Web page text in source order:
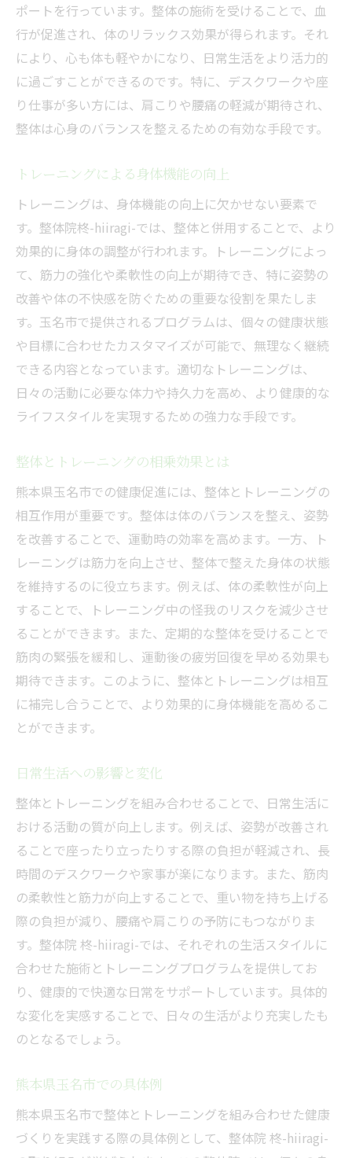
地域に根ざした整体施術の特色
整体院柊-hiiragi-の提供するサポート
整体院柊-hiiragi-で実現する心身の健康管理法
整体院柊-hiiragi-の提案する健康管理法
個々のニーズに応じた施術プログラム
整体と栄養相談の組み合わせ
ストレス軽減とリラクゼーション
継続的な健康管理の方針
整体で姿勢改善とトレーニングを融合するメリ
ット
姿勢改善の重要性とその方法
トレーニングで体を動かすことの意義
整体とトレーニングの理想的なバランス
生活習慣病予防へのアプローチ
身近にできる姿勢改善の方法
整体院柊-hiiragi-の特別な施術と運動プログラ
ムの魅力
整体院柊-hiiragi-が提供する独自の施術
オリジナルの運動プログラムの特徴
来院者の健康状態に合わせた対応
玉名市での実績と信頼
施術後のフォローアップ体制
利用者からのフィードバック
玉名市で整体を利用して健康維持を図る方法
整体を通じた健康維持の秘訣
地域特有の健康ニーズへの対応
整体の定期的な利用の意義
身体のサインを見逃さないために
整体院柊-hiiragi-の利用者サポート
整体とトレーニングで心身リフレッシュする新
習慣
心身のバランスを整える新たな習慣
整体とトレーニングで得られるリフレッシ
ュ効果
継続的な習慣化のコツ
家族や友人と共に取り組む整体とトレーニ
ング
整体院柊-hiiragi-での新習慣サポート
国家資格保有者による整体ケアで健康をサポー
トする理由
ポートを行っています。整体の施術を受けることで、血
行が促進され、体のリラックス効果が得られます。それ
により、心も体も軽やかになり、日常生活をより活力的
に過ごすことができるのです。特に、デスクワークや座
り仕事が多い方には、肩こりや腰痛の軽減が期待され、
整体は心身のバランスを整えるための有効な手段です。
トレーニングによる身体機能の向上
トレーニングは、身体機能の向上に欠かせない要素で
す。整体院柊-hiiragi-では、整体と併用することで、より
効果的に身体の調整が行われます。トレーニングによっ
て、筋力の強化や柔軟性の向上が期待でき、特に姿勢の
改善や体の不快感を防ぐための重要な役割を果たしま
す。玉名市で提供されるプログラムは、個々の健康状態
や目標に合わせたカスタマイズが可能で、無理なく継続
できる内容となっています。適切なトレーニングは、
日々の活動に必要な体力や持久力を高め、より健康的な
ライフスタイルを実現するための強力な手段です。
整体とトレーニングの相乗効果とは
熊本県玉名市での健康促進には、整体とトレーニングの
相互作用が重要です。整体は体のバランスを整え、姿勢
を改善することで、運動時の効率を高めます。一方、ト
レーニングは筋力を向上させ、整体で整えた身体の状態
を維持するのに役立ちます。例えば、体の柔軟性が向上
することで、トレーニング中の怪我のリスクを減少させ
ることができます。また、定期的な整体を受けることで
筋肉の緊張を緩和し、運動後の疲労回復を早める効果も
期待できます。このように、整体とトレーニングは相互
に補完し合うことで、より効果的に身体機能を高めるこ
とができます。
日常生活への影響と変化
整体とトレーニングを組み合わせることで、日常生活に
おける活動の質が向上します。例えば、姿勢が改善され
ることで座ったり立ったりする際の負担が軽減され、長
時間のデスクワークや家事が楽になります。また、筋肉
の柔軟性と筋力が向上することで、重い物を持ち上げる
際の負担が減り、腰痛や肩こりの予防にもつながりま
す。整体院 柊-hiiragi-では、それぞれの生活スタイルに
合わせた施術とトレーニングプログラムを提供してお
り、健康的で快適な日常をサポートしています。具体的
な変化を実感することで、日々の生活がより充実したも
のとなるでしょう。
熊本県玉名市での具体例
熊本県玉名市で整体とトレーニングを組み合わせた健康
づくりを実践する際の具体例として、整体院 柊-hiiragi-